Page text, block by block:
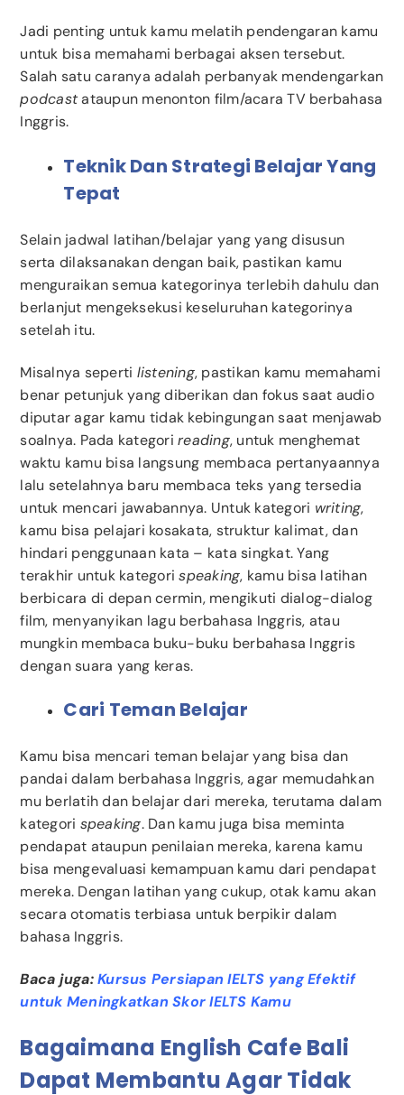
Jadi penting untuk kamu melatih pendengaran kamu
untuk bisa memahami berbagai aksen tersebut.
Salah satu caranya adalah perbanyak mendengarkan
podcastataupun menonton film/acara TV berbahasa
Inggris.
Teknik Dan Strategi Belajar Yang
Tepat
Selain jadwal latihan/belajar yang yang disusun
serta dilaksanakan dengan baik, pastikan kamu
menguraikan semua kategorinya terlebih dahulu dan
berlanjut mengeksekusi keseluruhan kategorinya
setelah itu.
Misalnya seperti listening, pastikan kamu memahami
benar petunjuk yang diberikan dan fokus saat audio
diputar agar kamu tidak kebingungan saat menjawab
soalnya. Pada kategorireading, untuk menghemat
waktu kamu bisa langsung membaca pertanyaannya
lalu setelahnya baru membaca teks yang tersedia
untuk mencari jawabannya. Untuk kategori writing,
kamu bisa pelajari kosakata, struktur kalimat, dan
hindari penggunaan kata – kata singkat. Yang
terakhir untuk kategorispeaking, kamu bisa latihan
berbicara di depan cermin, mengikuti dialog-dialog
film, menyanyikan lagu berbahasa Inggris, atau
mungkin membaca buku-buku berbahasa Inggris
dengan suara yang keras.
Cari Teman Belajar
Kamu bisa mencari teman belajar yang bisa dan
pandai dalam berbahasa Inggris, agar memudahkan
mu berlatih dan belajar dari mereka, terutama dalam
kategori speaking. Dan kamu juga bisa meminta
pendapat ataupun penilaian mereka, karena kamu
bisa mengevaluasi kemampuan kamu dari pendapat
mereka. Dengan latihan yang cukup, otak kamu akan
secara otomatis terbiasa untuk berpikir dalam
bahasa Inggris.
Baca juga:Kursus Persiapan IELTS yang Efektif
untuk Meningkatkan Skor IELTS Kamu
Bagaimana English Cafe Bali
Dapat Membantu Agar Tidak